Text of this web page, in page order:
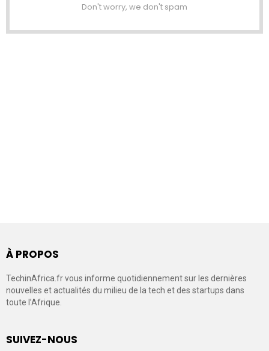
Don't worry, we don't spam
À PROPOS
TechinAfrica.fr vous informe quotidiennement sur les dernières
nouvelles et actualités du milieu de la tech et des startups dans
toute l’Afrique.
SUIVEZ-NOUS